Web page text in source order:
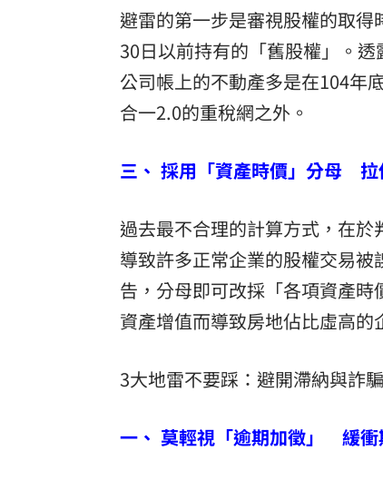
避雷的第一步是審視股權的取
30日以前持有的「舊股權」。
公司帳上的不動產多是在104年
合一2.0的重稅網之外。
三、 採用「資產時價」分母 拉
過去最不合理的計算方式，在於
導致許多正常企業的股權交易
告，分母即可改採「各項資產
資產增值而導致房地佔比虛高的
3大地雷不要踩：避開滯納與詐
一、 莫輕視「逾期加徵」 緩衝